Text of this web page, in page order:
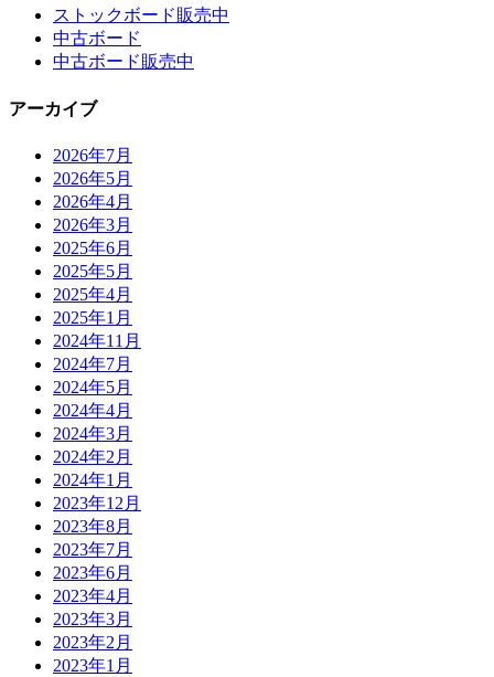
ストックボード販売中
中古ボード
中古ボード販売中
アーカイブ
2026年7月
2026年5月
2026年4月
2026年3月
2025年6月
2025年5月
2025年4月
2025年1月
2024年11月
2024年7月
2024年5月
2024年4月
2024年3月
2024年2月
2024年1月
2023年12月
2023年8月
2023年7月
2023年6月
2023年4月
2023年3月
2023年2月
2023年1月